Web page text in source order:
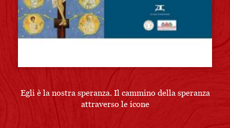
Egli è la nostra speranza. Il cammino della speranza
attraverso le icone